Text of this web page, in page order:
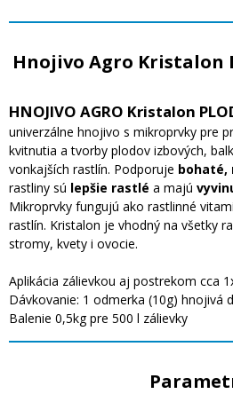
Hnojivo Agro Kristalon
HNOJIVO AGRO Kristalon
univerzálne hnojivo s mikroprvky pre
kvitnutia a tvorby plodov izbových,
vonkajších rastlín. Podporuje bohaté,
rastliny sú lepšie rastlé a majú
Mikroprvky fungujú ako rastlinné
rastlín. Kristalon je vhodný na všetky
stromy, kvety i ovocie.
Aplikácia zálievkou aj postrekom cca
Dávkovanie: 1 odmerka (10g) hnojivá
Balenie 0,5kg pre 500 l zálievky